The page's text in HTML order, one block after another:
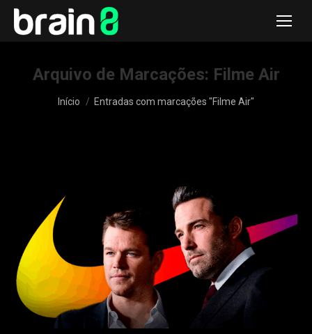
Arquivo de Marcações: Filme Air
Você está aqui:
Início Entradas com marcações "Filme Air"